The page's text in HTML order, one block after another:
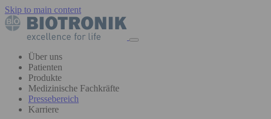
Skip to main content
Über uns
Patienten
Produkte
Medizinische Fachkräfte
Pressebereich
Karriere